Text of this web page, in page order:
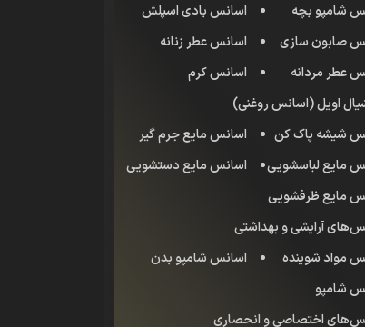
شامپو بچه
اسانس بادی اسپلش
صابون سازی
اسانس عطر زنانه
عطر مردانه
اسانس کرم
اویل (اسانس روغنی)
شیشه پاک کن
اسانس مایع جرم گیر
مایع لباسشویی
اسانس مایع دستشویی
مایع ظرفشویی
آرایشی و بهداشتی
مواد شوینده
اسانس شامپو بدن
شامپو
اختصاصی و انحصاری